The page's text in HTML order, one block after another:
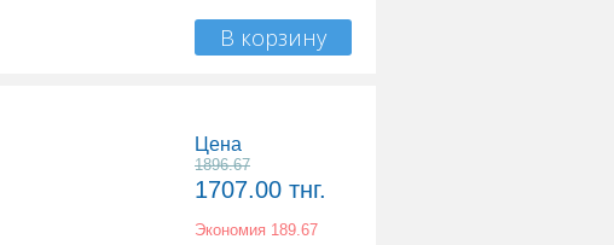
В корзину
Цена
1896.67
1707.00 тнг.
Экономия 189.67